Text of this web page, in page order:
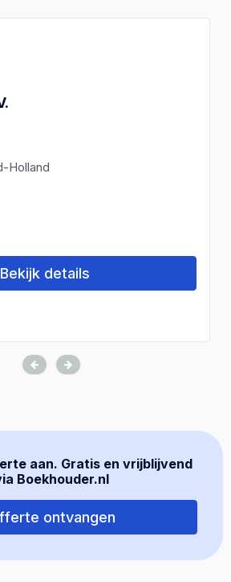
Holland
Bekijk details
aan. Gratis en vrijblijvend
Boekhouder.nl
ontvangen